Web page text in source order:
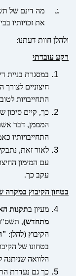
ג.
מה דינם של
את זכויותיו
ולהלן חוות דעתנו:
רקע עובדתי
במסגרת בניית
חיצוניים
התחייבויות
כך, קיים סיכון
המממן, דבר אשר
התחייבויותיו
לאור זאת,
עם המימון
עקב כך.
בטחון הקיבוץ
מעיון בתקנות
מתחדש), תשס"ו-2005
הקיבוץ (להלן:
בטחונו של
הלוואה שניתנה
כך גם נעדרת